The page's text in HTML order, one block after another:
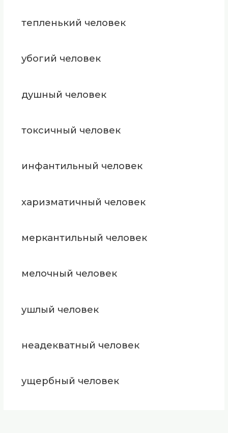
тепленький человек
убогий человек
душный человек
токсичный человек
инфантильный человек
харизматичный человек
меркантильный человек
мелочный человек
ушлый человек
неадекватный человек
ущербный человек